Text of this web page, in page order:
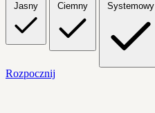
Jasny Ciemny Systemowy
Rozpocznij